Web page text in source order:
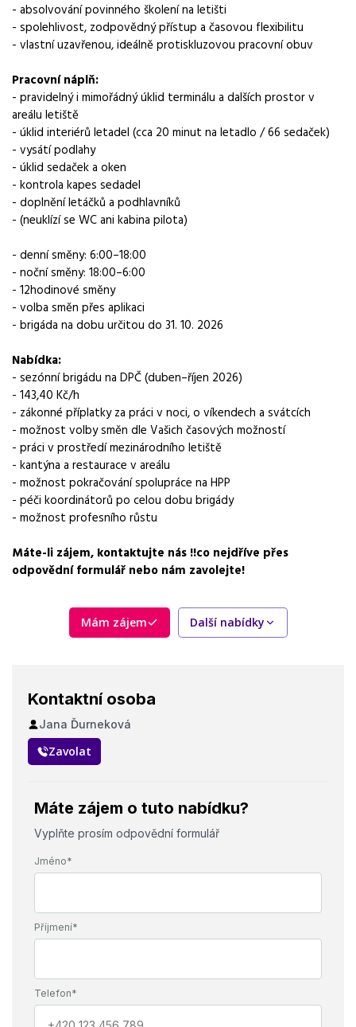
Místo výkonu práce
Šlapanice
Manuvia DreamJob s.r.o.
Typ úvazku
Plný úvazek
Mzda
26 000 - 30 000 Kč
Směny
Pracovní doba
6:00-18:00, 18:00-6:00
Forma práce
Vzdělání
Základní
Vhodné pro uchazeče z okolí
Šlapanice
Požadavky
věk minimálně 18 let, ochotu pracovat ve směnném provozu,
trestní bezúhonnost
- absolvování povinného školení na letišti
- spolehlivost, zodpovědný přístup a časovou flexibilitu
- vlastní uzavřenou, ideálně protiskluzovou pracovní obuv
Pracovní náplň:
- pravidelný i mimořádný úklid terminálu a dalších prostor v
areálu letiště
- úklid interiérů letadel (cca 20 minut na letadlo / 66 sedaček)
- vysátí podlahy
- úklid sedaček a oken
- kontrola kapes sedadel
- doplnění letáčků a podhlavníků
- (neuklízí se WC ani kabina pilota)
- denní směny: 6:00–18:00
- noční směny: 18:00–6:00
- 12hodinové směny
- volba směn přes aplikaci
- brigáda na dobu určitou do 31. 10. 2026
Nabídka:
- sezónní brigádu na DPČ (duben–říjen 2026)
- 143,40 Kč/h
- zákonné příplatky za práci v noci, o víkendech a svátcích
- možnost volby směn dle Vašich časových možností
- práci v prostředí mezinárodního letiště
- kantýna a restaurace v areálu
- možnost pokračování spolupráce na HPP
- péči koordinátorů po celou dobu brigády
- možnost profesního růstu
Máte-li zájem, kontaktujte nás !!co nejdříve přes
odpovědní formulář nebo nám zavolejte!
Mám zájem Další nabídky
Kontaktní osoba
Jana Ďurneková
Zavolat
Máte zájem o tuto nabídku?
Vyplňte prosím odpovědní formulář
Jméno*
Příjmení*
Telefon*